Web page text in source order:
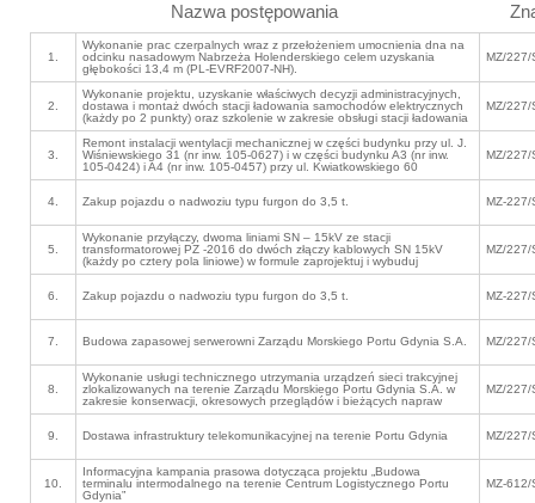
Nazwa postępowania
1.
Wykonanie prac czerpalnych wraz z przełożeniem umocnienia dna na
odcinku nasadowym Nabrzeża Holenderskiego celem uzyskania
głębokości 13,4 m (PL-EVRF2007-NH).
MZ/227/
2.
Wykonanie projektu, uzyskanie właściwych decyzji administracyjnych,
dostawa i montaż dwóch stacji ładowania samochodów elektrycznych
(każdy po 2 punkty) oraz szkolenie w zakresie obsługi stacji ładowania
MZ/227/
3.
Remont instalacji wentylacji mechanicznej w części budynku przy ul. J.
Wiśniewskiego 31 (nr inw. 105-0627) i w części budynku A3 (nr inw.
105-0424) i A4 (nr inw. 105-0457) przy ul. Kwiatkowskiego 60
MZ/227/
4. Zakup pojazdu o nadwoziu typu furgon do 3,5 t. MZ-227/
5.
Wykonanie przyłączy, dwoma liniami SN – 15kV ze stacji
transformatorowej PZ -2016 do dwóch złączy kablowych SN 15kV
(każdy po cztery pola liniowe) w formule zaprojektuj i wybuduj
MZ/227/
6. Zakup pojazdu o nadwoziu typu furgon do 3,5 t. MZ-227/
7. Budowa zapasowej serwerowni Zarządu Morskiego Portu Gdynia S.A. MZ/227/
8.
Wykonanie usługi technicznego utrzymania urządzeń sieci trakcyjnej
zlokalizowanych na terenie Zarządu Morskiego Portu Gdynia S.A. w
zakresie konserwacji, okresowych przeglądów i bieżących napraw
MZ/227/
9. Dostawa infrastruktury telekomunikacyjnej na terenie Portu Gdynia MZ/227/
10.
Informacyjna kampania prasowa dotycząca projektu „Budowa
terminalu intermodalnego na terenie Centrum Logistycznego Portu
Gdynia”
MZ-612/